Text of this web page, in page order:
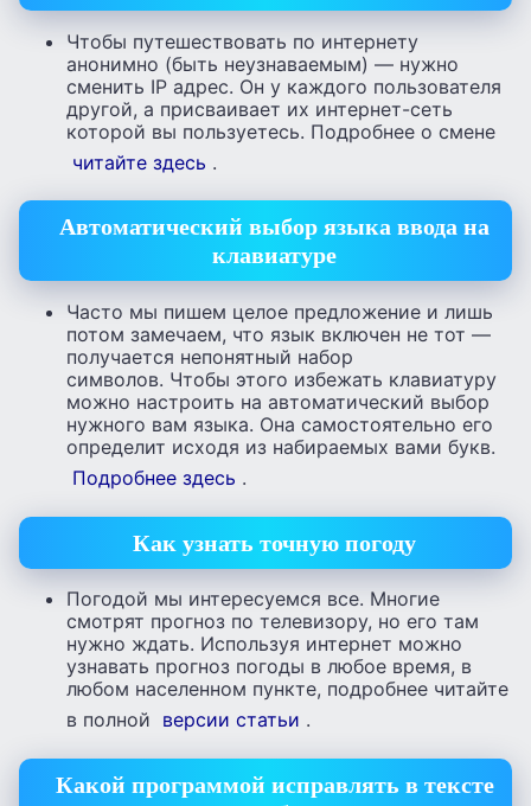
Чтобы путешествовать по интернету
анонимно (быть неузнаваемым) — нужно
сменить IP адрес. Он у каждого пользователя
другой, а присваивает их интернет-сеть
которой вы пользуетесь. Подробнее о смене
читайте здесь .
Автоматический выбор языка ввода на
клавиатуре
Часто мы пишем целое предложение и лишь
потом замечаем, что язык включен не тот —
получается непонятный набор
символов. Чтобы этого избежать клавиатуру
можно настроить на автоматический выбор
нужного вам языка. Она самостоятельно его
определит исходя из набираемых вами букв.
Подробнее здесь .
Как узнать точную погоду
Погодой мы интересуемся все. Многие
смотрят прогноз по телевизору, но его там
нужно ждать. Используя интернет можно
узнавать прогноз погоды в любое время, в
любом населенном пункте, подробнее читайте
в полной версии статьи .
Какой программой исправлять в тексте